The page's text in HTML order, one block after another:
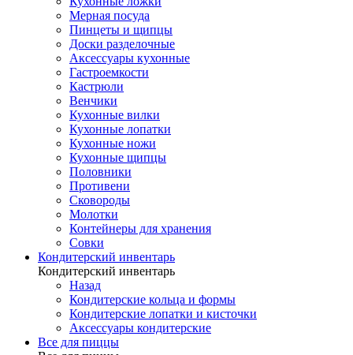
Мерная посуда
Пинцеты и щипцы
Доски разделочные
Аксессуары кухонные
Гастроемкости
Кастрюли
Венчики
Кухонные вилки
Кухонные лопатки
Кухонные ножи
Кухонные щипцы
Половники
Противени
Сковороды
Молотки
Контейнеры для хранения
Совки
Кондитерский инвентарь
Кондитерский инвентарь
Назад
Кондитерские кольца и формы
Кондитерские лопатки и кисточки
Аксессуары кондитерские
Все для пиццы